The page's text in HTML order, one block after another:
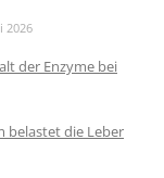
2026
der Enzyme bei
belastet die Leber